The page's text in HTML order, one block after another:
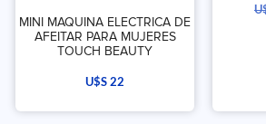
MINI MAQUINA ELECTRICA DE
AFEITAR PARA MUJERES
TOUCH BEAUTY
U$S22